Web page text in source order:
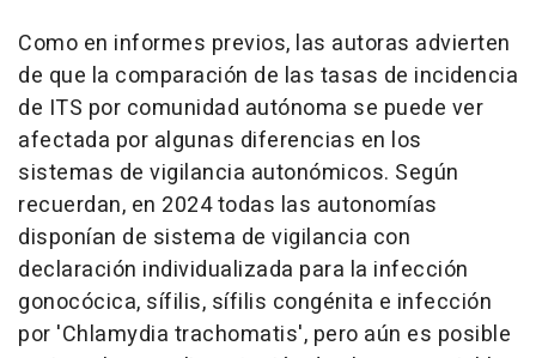
Como en informes previos, las autoras advierten
de que la comparación de las tasas de incidencia
de ITS por comunidad autónoma se puede ver
afectada por algunas diferencias en los
sistemas de vigilancia autonómicos. Según
recuerdan, en 2024 todas las autonomías
disponían de sistema de vigilancia con
declaración individualizada para la infección
gonocócica, sífilis, sífilis congénita e infección
por 'Chlamydia trachomatis', pero aún es posible